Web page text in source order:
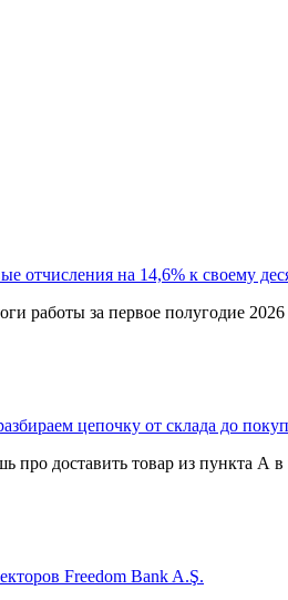
отчисления на 14,6% к своему
работы за первое полугодие
цепочку от склада до
про доставить товар из пункта А
Freedom Bank A.Ş.